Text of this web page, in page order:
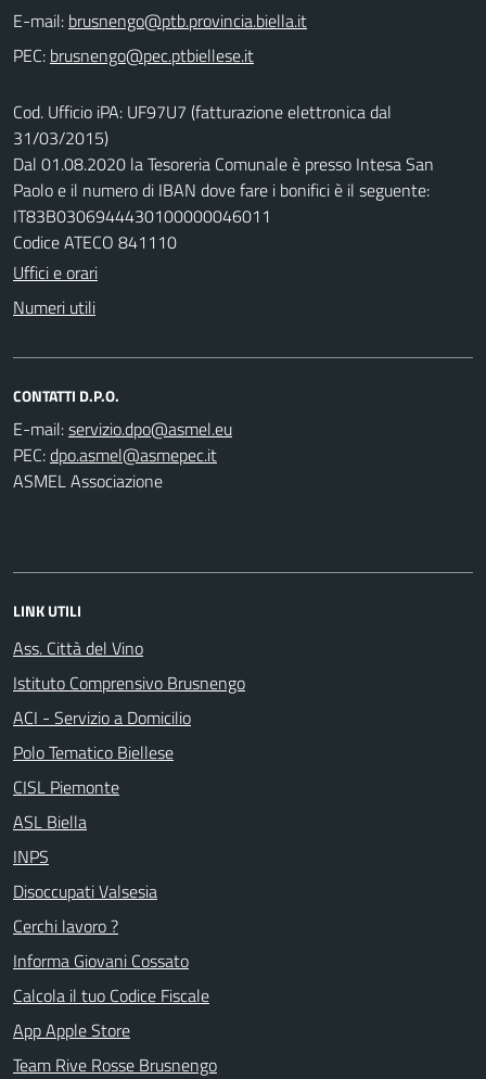
E-mail:
PEC:
Cod. Ufficio iPA: UF97U7 (fatturazione elettronica dal
31/03/2015)
Dal 01.08.2020 la Tesoreria Comunale è presso Intesa San
Paolo e il numero di IBAN dove fare i bonifici è il seguente:
IT83B0306944430100000046011
Codice ATECO 841110
Uffici e orari
Numeri utili
CONTATTI D.P.O.
E-mail:
PEC:
ASMEL Associazione
LINK UTILI
Ass. Città del Vino
Istituto Comprensivo Brusnengo
ACI - Servizio a Domicilio
Polo Tematico Biellese
CISL Piemonte
ASL Biella
INPS
Disoccupati Valsesia
Cerchi lavoro ?
Informa Giovani Cossato
Calcola il tuo Codice Fiscale
App Apple Store
Team Rive Rosse Brusnengo